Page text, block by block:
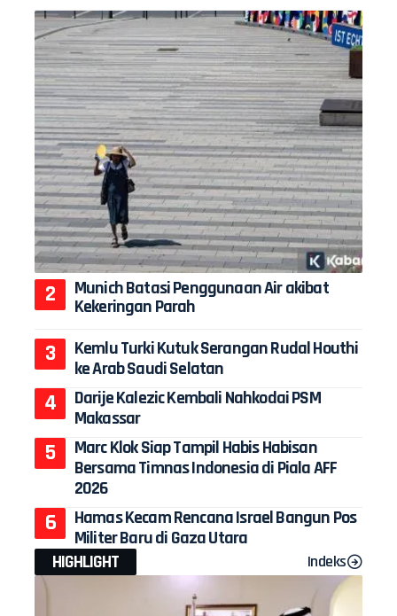
Munich Batasi Penggunaan Air akibat
Kekeringan Parah
Kemlu Turki Kutuk Serangan Rudal Houthi
ke Arab Saudi Selatan
Darije Kalezic Kembali Nahkodai PSM
Makassar
Marc Klok Siap Tampil Habis Habisan
Bersama Timnas Indonesia di Piala AFF
2026
Hamas Kecam Rencana Israel Bangun Pos
Militer Baru di Gaza Utara
HIGHLIGHT
Indeks